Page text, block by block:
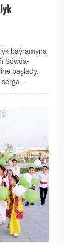
baýramyna
Söwda-
başlady.